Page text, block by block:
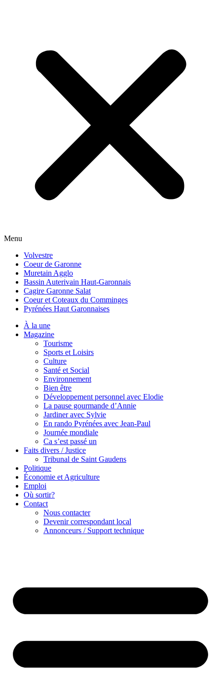
Menu
Volvestre
Coeur de Garonne
Muretain Agglo
Bassin Auterivain Haut-Garonnais
Cagire Garonne Salat
Coeur et Coteaux du Comminges
Pyrénées Haut Garonnaises
À la une
Magazine
Tourisme
Sports et Loisirs
Culture
Santé et Social
Environnement
Bien être
Développement personnel avec Elodie
La pause gourmande d’Annie
Jardiner avec Sylvie
En rando Pyrénées avec Jean-Paul
Journée mondiale
Ca s’est passé un
Faits divers / Justice
Tribunal de Saint Gaudens
Politique
Économie et Agriculture
Emploi
Où sortir?
Contact
Nous contacter
Devenir correspondant local
Annonceurs / Support technique